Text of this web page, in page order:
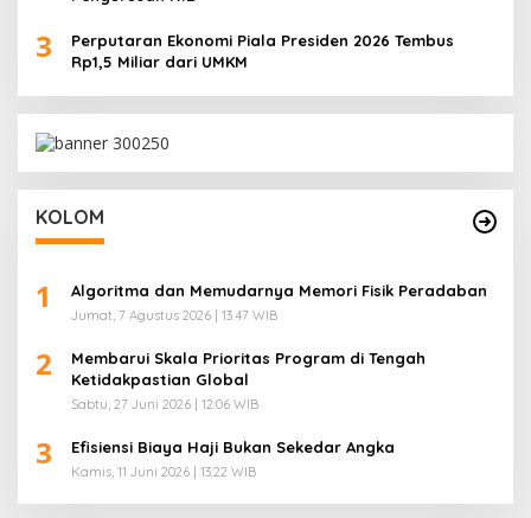
3
Perputaran Ekonomi Piala Presiden 2026 Tembus
Rp1,5 Miliar dari UMKM
KOLOM
1 Algoritma dan Memudarnya Memori Fisik Peradaban
Jumat, 7 Agustus 2026 | 13:47 WIB
2
Membarui Skala Prioritas Program di Tengah
Ketidakpastian Global
Sabtu, 27 Juni 2026 | 12:06 WIB
3 Efisiensi Biaya Haji Bukan Sekedar Angka
Kamis, 11 Juni 2026 | 13:22 WIB